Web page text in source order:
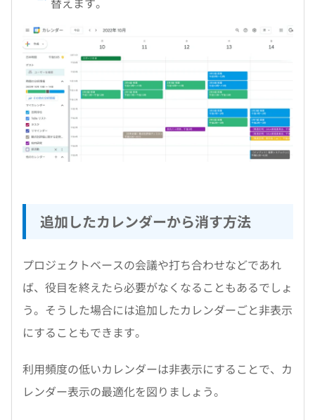
追加したカレンダーから消す方法
プロジェクトベースの会議や打ち合わせなどであれ
ば、役目を終えたら必要がなくなることもあるでしょ
う。そうした場合には追加したカレンダーごと非表示
にすることもできます。
利用頻度の低いカレンダーは非表示にすることで、カ
レンダー表示の最適化を図りましょう。